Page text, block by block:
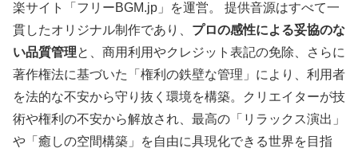
楽サイト「フリーBGM.jp」を運営。 提供音源はすべて一
貫したオリジナル制作であり、 プロの感性による妥協のな
い品質管理と、商用利用やクレジット表記の免除、さらに
著作権法に基づいた「権利の鉄壁な管理」により、利用者
を法的な不安から守り抜く環境を構築。クリエイターが技
術や権利の不安から解放され、最高の「リラックス演出」
や「癒しの空間構築」を自由に具現化できる世界を目指